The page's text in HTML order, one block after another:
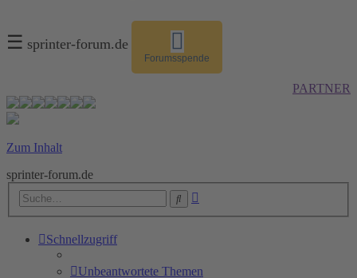
☰ sprinter-forum.de
Forumsspende
PARTNER
Zum Inhalt
sprinter-forum.de
Suche
Schnellzugriff
Unbeantwortete Themen